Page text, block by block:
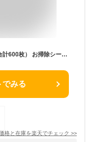
トイレクリーナー30枚入 20個セット（合計600枚） お掃除シート オレンジオイル配合 トイレクリーナー シート 替 送料無料
でみる
格と在庫を楽天でチェック >>